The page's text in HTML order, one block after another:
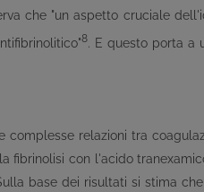
che "un aspetto cruciale
8 . E questo porta
complesse relazioni tra
fibrinolisi con l'acido
base dei risultati si stima